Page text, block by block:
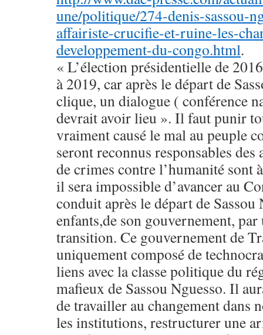
une/politique/274-denis-sassou-
affairiste-crucifie-et-ruine-les-
developpement-du-congo.html.
« L’élection présidentielle de
à 2019, car après le départ de
clique, un dialogue ( conférence
devrait avoir lieu ». Il faut punir
vraiment causé le mal au peuple
seront reconnus responsables des
de crimes contre l’humanité sont
il sera impossible d’avancer au
conduit après le départ de Sassou
enfants,de son gouvernement,
transition. Ce gouvernement de
uniquement composé de
liens avec la classe politique du
mafieux de Sassou Nguesso. Il
de travailler au changement dans
les institutions, restructurer une